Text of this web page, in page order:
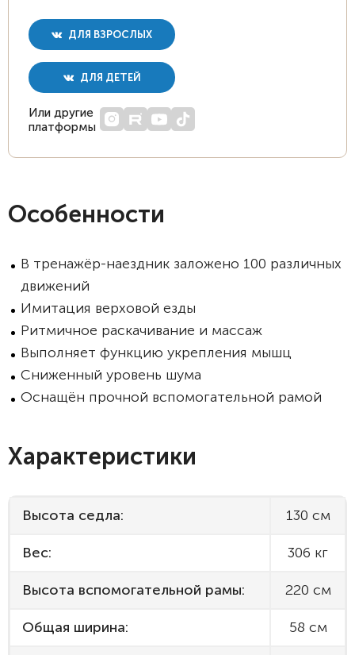
ДЛЯ ВЗРОСЛЫХ
ДЛЯ ДЕТЕЙ
Или другие
платформы
Особенности
В тренажёр-наездник заложено 100 различных
движений
Имитация верховой езды
Ритмичное раскачивание и массаж
Выполняет функцию укрепления мышц
Сниженный уровень шума
Оснащён прочной вспомогательной рамой
Характеристики
Высота седла: 130 см
Вес: 306 кг
Высота вспомогательной рамы: 220 см
Общая ширина: 58 см